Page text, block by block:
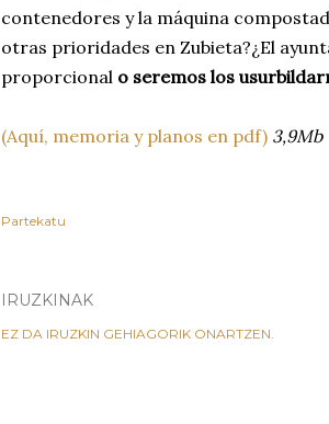
contenedores y la máquina
otras prioridades en Zubieta?¿El
proporcional o seremos los
(Aquí, memoria y planos en pdf) 3,9Mb
Partekatu
IRUZKINAK
EZ DA IRUZKIN GEHIAGORIK ONARTZEN.